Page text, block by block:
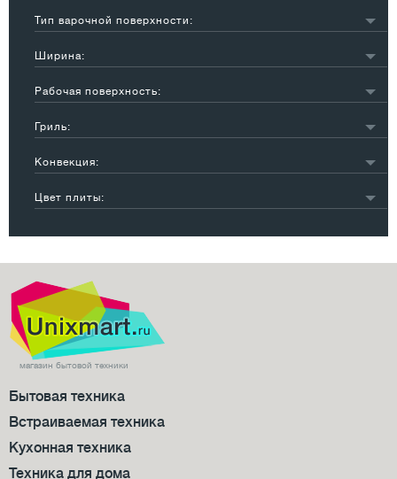
Тип варочной поверхности:
чугунные блины
22
Ширина:
60 см
10
Рабочая поверхность:
эмаль
23
Гриль:
нет
16
Конвекция:
нет
24
Цвет плиты:
бежевый
1
серебристый
другой
8
магазин бытовой техники
Бытовая техника
Встраиваемая техника
Кухонная техника
Техника для дома